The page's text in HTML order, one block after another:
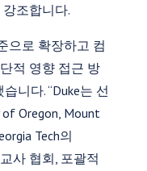
조합니다.
으로 확장하고 컴
적 영향 접근 방
니다. “Duke는 선
Oregon, Mount
Tech의
사 협회, 포괄적